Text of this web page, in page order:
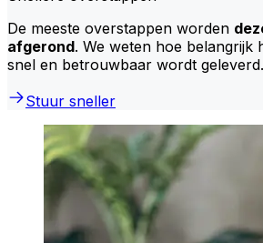
De meeste overstappen worden
afgerond. We weten hoe belangrijk
snel en betrouwbaar wordt geleverd.
Stuur sneller